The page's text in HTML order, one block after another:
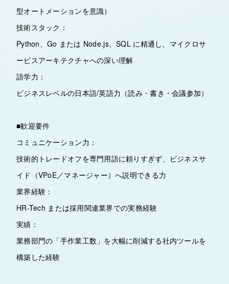
型オートメーションを意識）
技術スタック：
Python、Go または Node.js、SQL に精通し、マイクロサ
ービスアーキテクチャへの深い理解
語学力：
ビジネスレベルの日本語/英語力（読み・書き・会議参加）
■歓迎要件
コミュニケーション力：
技術的トレードオフを専門用語に頼りすぎず、ビジネスサ
イド（VPoE／マネージャー）へ説明できる力
業界経験：
HR-Tech または採用関連業界での実務経験
実績：
業務部門の「手作業工数」を大幅に削減する社内ツールを
構築した経験